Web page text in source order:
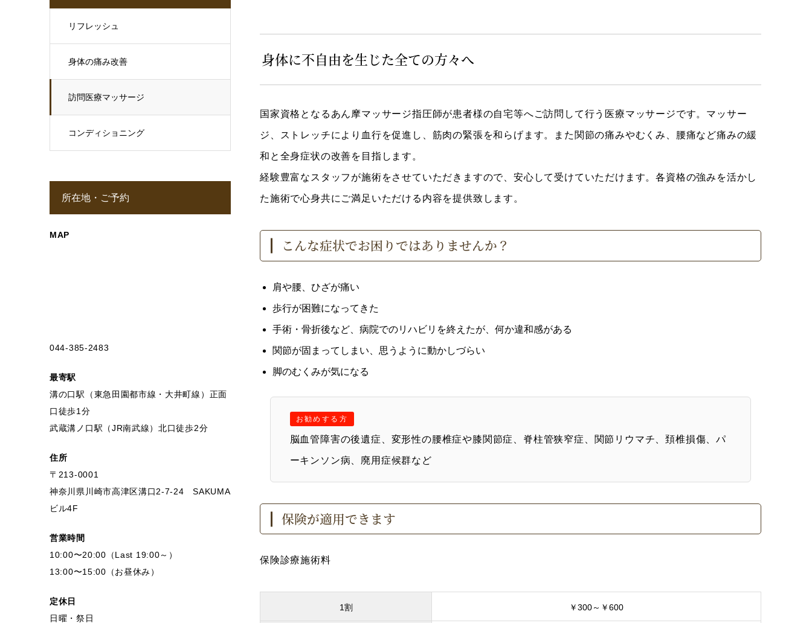
リフレッシュ
身体の痛み改善
訪問医療マッサージ
コンディショニング
身体に不自由を生じた全ての方々へ
国家資格となるあん摩マッサージ指圧師が患者様の自宅等へご訪問して行う医療マッサージです。マッサー
ジ、ストレッチにより血行を促進し、筋肉の緊張を和らげます。また関節の痛みやむくみ、腰痛など痛みの緩
和と全身症状の改善を目指します。
経験豊富なスタッフが施術をさせていただきますので、安心して受けていただけます。各資格の強みを活かし
た施術で心身共にご満足いただける内容を提供致します。
こんな症状でお困りではありませんか？
肩や腰、ひざが痛い
歩行が困難になってきた
手術・骨折後など、病院でのリハビリを終えたが、何か違和感がある
関節が固まってしまい、思うように動かしづらい
脚のむくみが気になる
お勧めする方
脳血管障害の後遺症、変形性の腰椎症や膝関節症、脊柱管狭窄症、関節リウマチ、頚椎損傷、パ
ーキンソン病、廃用症候群など
保険が適用できます
保険診療施術料
1割 ￥300～￥600
所在地・ご予約
MAP
044-385-2483
最寄駅
溝の口駅（東急田園都市線・大井町線）正面
口徒歩1分
武蔵溝ノ口駅（JR南武線）北口徒歩2分
住所
〒213-0001
神奈川県川崎市高津区溝口2-7-24 SAKUMA
ビル4F
営業時間
10:00〜20:00（Last 19:00～）
13:00〜15:00（お昼休み）
定休日
日曜・祭日